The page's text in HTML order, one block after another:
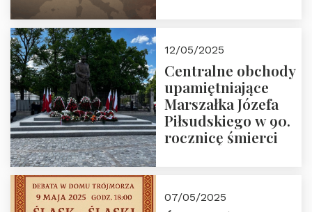
12/05/2025
Centralne obchody
upamiętniające
Marszałka Józefa
Piłsudskiego w 90.
rocznicę śmierci
07/05/2025